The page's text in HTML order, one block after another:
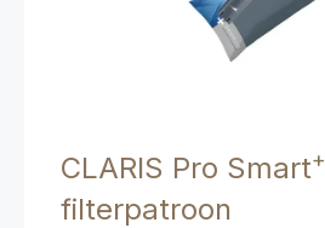
CLARIS Pro Smart+
filterpatroon